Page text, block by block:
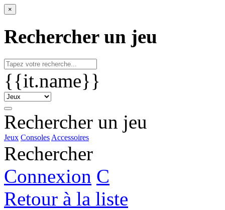
×
Rechercher un jeu
{{it.name}}
Rechercher un jeu
Jeux Consoles Accessoires
Rechercher
Connexion C
Retour à la liste